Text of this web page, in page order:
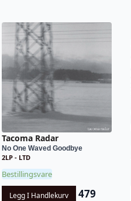
Tacoma Radar
No One Waved Goodbye
2LP - LTD
Bestillingsvare
Legg I Handlekurv 479